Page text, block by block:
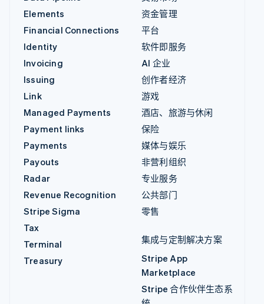
Elements
Financial Connections
Identity
Invoicing
Issuing
Link
Managed Payments
Payment links
Payments
Payouts
Radar
Revenue Recognition
Stripe Sigma
Tax
Terminal
Treasury
资金管理
平台
软件即服务
AI 企业
创作者经济
游戏
酒店、旅游与休闲
保险
媒体与娱乐
非营利组织
专业服务
公共部门
零售
集成与定制解决方案
Stripe App
Marketplace
Stripe 合作伙伴生态系